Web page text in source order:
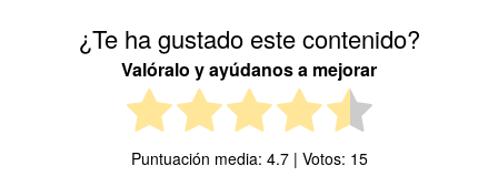
¿Te ha gustado este contenido?
Valóralo y ayúdanos a mejorar
Puntuación media: 4.7| Votos: 15